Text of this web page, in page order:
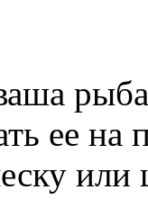
ее
или